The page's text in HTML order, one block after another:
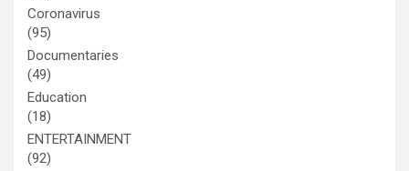
Coronavirus
(95)
Documentaries
(49)
Education
(18)
ENTERTAINMENT
(92)